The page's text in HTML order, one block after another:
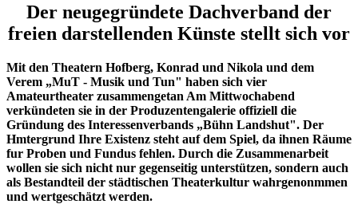
Der neugegründete Dachverband der
freien darstellenden Künste stellt sich vor
Mit den Theatern Hofberg, Konrad und Nikola und dem
Verem „MuT - Musik und Tun" haben sich vier
Amateurtheater zusammengetan Am Mittwochabend
verkündeten sie in der Produzentengalerie offiziell die
Gründung des Interessenverbands „Bühn Landshut". Der
Hmtergrund Ihre Existenz steht auf dem Spiel, da ihnen Räume
fur Proben und Fundus fehlen. Durch die Zusammenarbeit
wollen sie sich nicht nur gegenseitig unterstützen, sondern auch
als Bestandteil der städtischen Theaterkultur wahrgenonmmen
und wertgeschätzt werden.